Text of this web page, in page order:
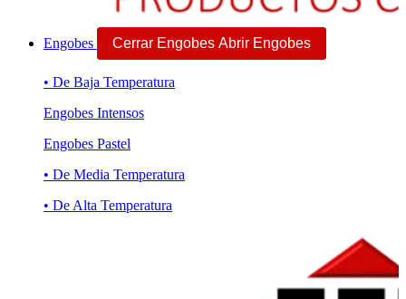
Engobes Cerrar Engobes Abrir Engobes
• De Baja Temperatura
Engobes Intensos
Engobes Pastel
• De Media Temperatura
• De Alta Temperatura